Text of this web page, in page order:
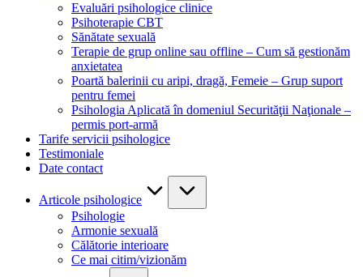
Evaluări psihologice clinice
Psihoterapie CBT
Sănătate sexuală
Terapie de grup online sau offline – Cum să gestionăm
anxietatea
Poartă balerinii cu aripi, dragă, Femeie – Grup suport
pentru femei
Psihologia Aplicată în domeniul Securităţii Naţionale –
permis port-armă
Tarife servicii psihologice
Testimoniale
Date contact
Articole psihologice
Psihologie
Armonie sexuală
Călătorie interioare
Ce mai citim/vizionăm